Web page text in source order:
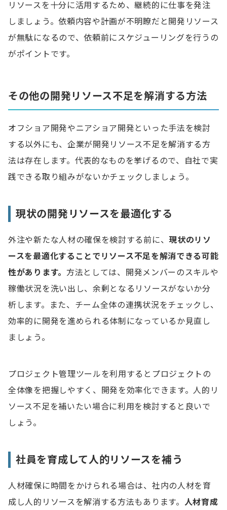
リソースを十分に活用するため、継続的に仕事を発注
しましょう。依頼内容や計画が不明瞭だと開発リソース
が無駄になるので、依頼前にスケジューリングを行うの
がポイントです。
その他の開発リソース不足を解消する方法
オフショア開発やニアショア開発といった手法を検討
する以外にも、企業が開発リソース不足を解消する方
法は存在します。代表的なものを挙げるので、自社で実
践できる取り組みがないかチェックしましょう。
現状の開発リソースを最適化する
外注や新たな人材の確保を検討する前に、現状のリソ
ースを最適化することでリソース不足を解消できる可能
性があります。 方法としては、開発メンバーのスキルや
稼働状況を洗い出し、余剰となるリソースがないか分
析します。また、チーム全体の連携状況をチェックし、
効率的に開発を進められる体制になっているか見直し
ましょう。
プロジェクト管理ツールを利用するとプロジェクトの
全体像を把握しやすく、開発を効率化できます。人的リ
ソース不足を補いたい場合に利用を検討すると良いで
しょう。
社員を育成して人的リソースを補う
人材確保に時間をかけられる場合は、社内の人材を育
成し人的リソースを解消する方法もあります。 人材育成